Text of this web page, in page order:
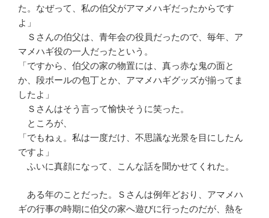
た。なぜって、私の伯父がアマメハギだったからです
よ」
Ｓさんの伯父は、青年会の役員だったので、毎年、ア
マメハギ役の一人だったという。
「ですから、伯父の家の物置には、真っ赤な鬼の面と
か、段ボールの包丁とか、アマメハギグッズが揃ってま
したよ」
Ｓさんはそう言って愉快そうに笑った。
ところが、
「でもねぇ。私は一度だけ、不思議な光景を目にしたん
ですよ」
ふいに真顔になって、こんな話を聞かせてくれた。
ある年のことだった。Ｓさんは例年どおり、アマメハ
ギの行事の時期に伯父の家へ遊びに行ったのだが、熱を